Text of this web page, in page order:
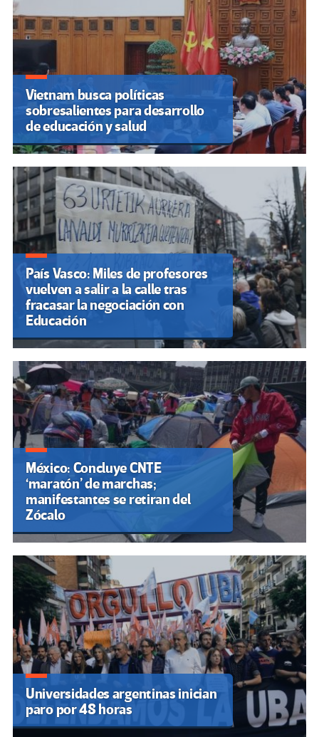
Vietnam busca políticas
sobresalientes para desarrollo
de educación y salud
País Vasco: Miles de profesores
vuelven a salir a la calle tras
fracasar la negociación con
Educación
México: Concluye CNTE
‘maratón’ de marchas;
manifestantes se retiran del
Zócalo
Universidades argentinas inician
paro por 48 horas